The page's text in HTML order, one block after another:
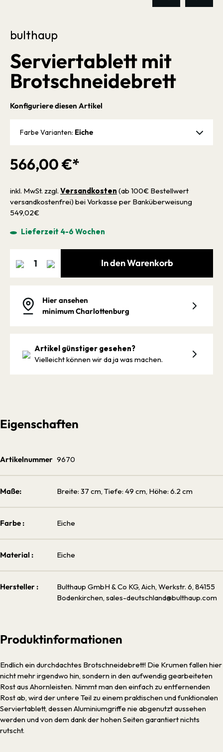
bulthaup
Serviertablett mit
Brotschneidebrett
566,00 €*
inkl. MwSt. zzgl. Versandkosten (ab 100€ Bestellwert
versandkostenfrei) bei Vorkasse per Banküberweisung
549,02€
Lieferzeit 4-6 Wochen
Konfiguriere diesen Artikel
Farbe Varianten: Eiche
In den Warenkorb
Hier ansehen
minimum Charlottenburg
Artikel günstiger gesehen?
Vielleicht können wir da ja was machen.
Eigenschaften
Artikelnummer 9670
Maße: Breite: 37 cm, Tiefe: 49 cm, Höhe: 6.2 cm
Farbe : Eiche
Material : Eiche
Hersteller :
Bulthaup GmbH & Co KG, Aich, Werkstr. 6, 84155
Bodenkirchen, sales-deutschland@bulthaup.com
Produktinformationen
Endlich ein durchdachtes Brotschneidebrett! Die Krumen fallen hier
nicht mehr irgendwo hin, sondern in den aufwendig gearbeiteten
Rost aus Ahornleisten. Nimmt man den einfach zu entfernenden
Rost ab, wird der untere Teil zu einem praktischen und funktionalen
Serviertablett, dessen Aluminiumgriffe nie abgenutzt aussehen
werden und von dem dank der hohen Seiten garantiert nichts
rutscht.